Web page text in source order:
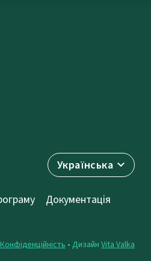
Українська
Документація
Конфіденційність • Дизайн Vita Valka